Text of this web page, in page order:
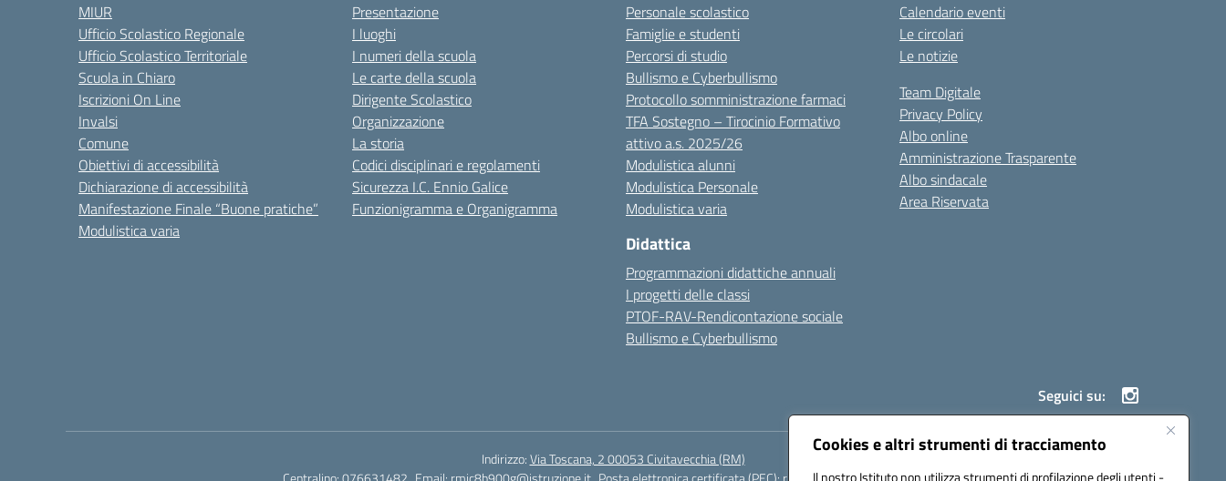
Cookies e altri strumenti di tracciamento
Il nostro Istituto non utilizza strumenti di profilazione degli utenti -
MIUR
Ufficio Scolastico Regionale
Ufficio Scolastico Territoriale
Scuola in Chiaro
Iscrizioni On Line
Invalsi
Comune
Obiettivi di accessibilità
Dichiarazione di accessibilità
Manifestazione Finale “Buone pratiche”
Modulistica varia
Presentazione
I luoghi
I numeri della scuola
Le carte della scuola
Dirigente Scolastico
Organizzazione
La storia
Codici disciplinari e regolamenti
Sicurezza I.C. Ennio Galice
Funzionigramma e Organigramma
Personale scolastico
Famiglie e studenti
Percorsi di studio
Bullismo e Cyberbullismo
Protocollo somministrazione farmaci
TFA Sostegno – Tirocinio Formativo
attivo a.s. 2025/26
Modulistica alunni
Modulistica Personale
Modulistica varia
Didattica
Programmazioni didattiche annuali
I progetti delle classi
PTOF-RAV-Rendicontazione sociale
Bullismo e Cyberbullismo
Calendario eventi
Le circolari
Le notizie
Team Digitale
Privacy Policy
Albo online
Amministrazione Trasparente
Albo sindacale
Area Riservata
Seguici su:
Indirizzo:Via Toscana, 2 00053 Civitavecchia (RM)